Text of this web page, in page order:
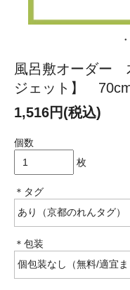
風呂敷オーダー
ジェット】
1,516円(税込)
個数
枚
＊タグ
＊包装